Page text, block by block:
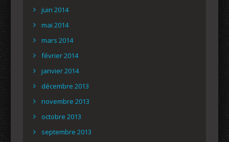
juin 2014
mai 2014
mars 2014
février 2014
janvier 2014
décembre 2013
novembre 2013
octobre 2013
septembre 2013